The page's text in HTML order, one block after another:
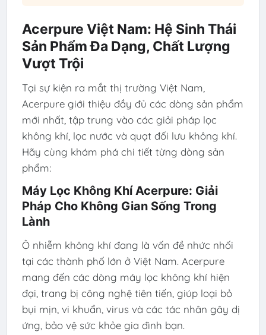
Acerpure Việt Nam: Hệ Sinh Thái
Sản Phẩm Đa Dạng, Chất Lượng
Vượt Trội
Tại sự kiện ra mắt thị trường Việt Nam,
Acerpure giới thiệu đầy đủ các dòng sản phẩm
mới nhất, tập trung vào các giải pháp lọc
không khí, lọc nước và quạt đối lưu không khí.
Hãy cùng khám phá chi tiết từng dòng sản
phẩm:
Máy Lọc Không Khí Acerpure: Giải
Pháp Cho Không Gian Sống Trong
Lành
Ô nhiễm không khí đang là vấn đề nhức nhối
tại các thành phố lớn ở Việt Nam. Acerpure
mang đến các dòng máy lọc không khí hiện
đại, trang bị công nghệ tiên tiến, giúp loại bỏ
bụi mịn, vi khuẩn, virus và các tác nhân gây dị
ứng, bảo vệ sức khỏe gia đình bạn.